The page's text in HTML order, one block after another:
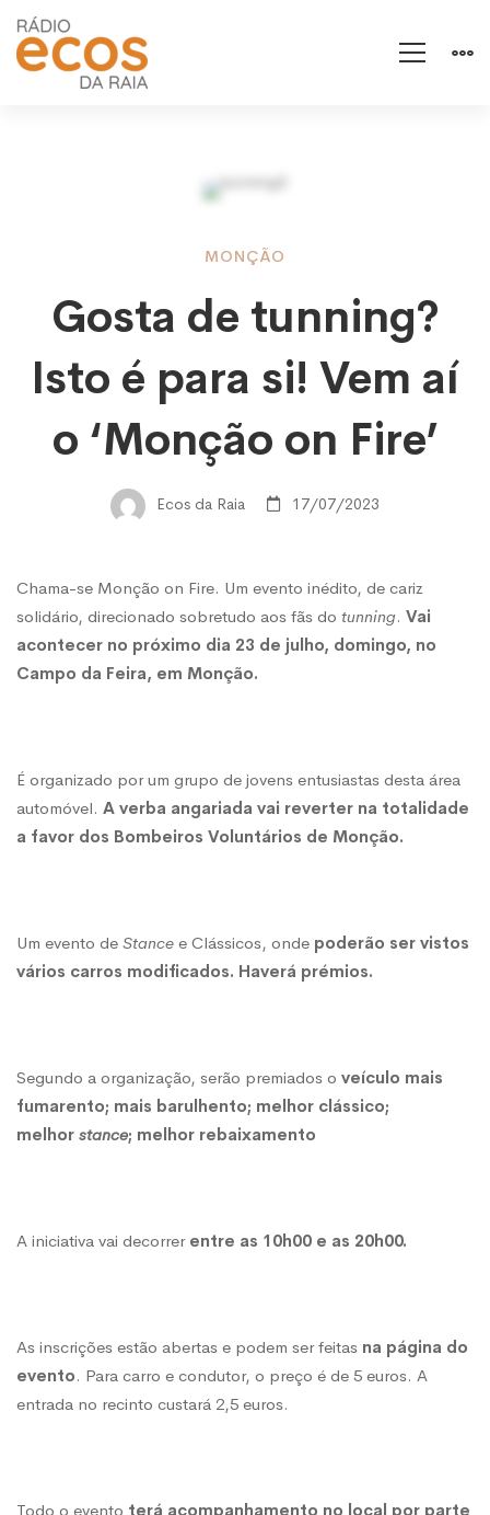
de
tunning?
Isto
é
para
Vem
o
on
MONÇÃO
Gosta de tunning?
Isto é para si! Vem aí
o ‘Monção on Fire’
Ecos da Raia 17/07/2023
Chama-se Monção on Fire. Um evento inédito, de cariz
solidário, direcionado sobretudo aos fãs do tunning. Vai
acontecer no próximo dia 23 de julho, domingo, no
Campo da Feira, em Monção.
É organizado por um grupo de jovens entusiastas desta área
automóvel. A verba angariada vai reverter na totalidade
a favor dos Bombeiros Voluntários de Monção.
Um evento de Stance e Clássicos, onde poderão ser vistos
vários carros modificados. Haverá prémios.
Segundo a organização, serão premiados o veículo mais
fumarento; mais barulhento; melhor clássico;
melhor stance; melhor rebaixamento
A iniciativa vai decorrer entre as 10h00 e as 20h00.
As inscrições estão abertas e podem ser feitas na página do
evento. Para carro e condutor, o preço é de 5 euros. A
entrada no recinto custará 2,5 euros.
Todo o evento terá acompanhamento no local por parte